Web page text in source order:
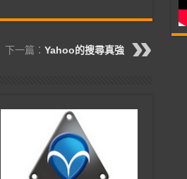
下一篇： Yahoo的搜尋真強